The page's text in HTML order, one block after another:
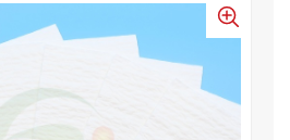
Português